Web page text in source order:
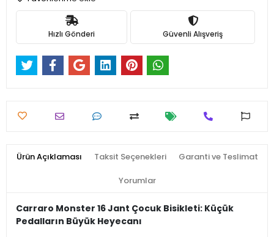
Hızlı Gönderi Güvenli Alışveriş
Ürün Açıklaması Taksit Seçenekleri Garanti ve Teslimat
Yorumlar
Carraro Monster 16 Jant Çocuk Bisikleti: Küçük
Pedalların Büyük Heyecanı